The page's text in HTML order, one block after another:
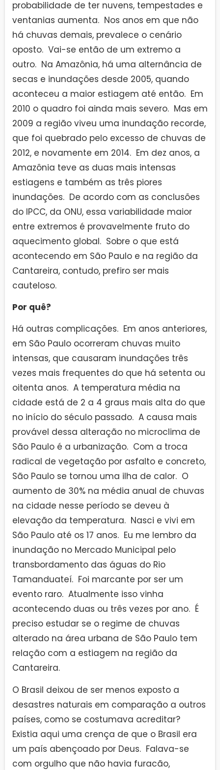
probabilidade de ter nuvens, tempestades e
ventanias aumenta. Nos anos em que não
há chuvas demais, prevalece o cenário
oposto. Vai-se então de um extremo a
outro. Na Amazônia, há uma alternância de
secas e inundações desde 2005, quando
aconteceu a maior estiagem até então. Em
2010 o quadro foi ainda mais severo. Mas em
2009 a região viveu uma inundação recorde,
que foi quebrado pelo excesso de chuvas de
2012, e novamente em 2014. Em dez anos, a
Amazônia teve as duas mais intensas
estiagens e também as três piores
inundações. De acordo com as conclusões
do IPCC, da ONU, essa variabilidade maior
entre extremos é provavelmente fruto do
aquecimento global. Sobre o que está
acontecendo em São Paulo e na região da
Cantareira, contudo, prefiro ser mais
cauteloso.
Por quê?
Há outras complicações. Em anos anteriores,
em São Paulo ocorreram chuvas muito
intensas, que causaram inundações três
vezes mais frequentes do que há setenta ou
oitenta anos. A temperatura média na
cidade está de 2 a 4 graus mais alta do que
no início do século passado. A causa mais
provável dessa alteração no microclima de
São Paulo é a urbanização. Com a troca
radical de vegetação por asfalto e concreto,
São Paulo se tornou uma ilha de calor. O
aumento de 30% na média anual de chuvas
na cidade nesse período se deveu à
elevação da temperatura. Nasci e vivi em
São Paulo até os 17 anos. Eu me lembro da
inundação no Mercado Municipal pelo
transbordamento das águas do Rio
Tamanduateí. Foi marcante por ser um
evento raro. Atualmente isso vinha
acontecendo duas ou três vezes por ano. É
preciso estudar se o regime de chuvas
alterado na área urbana de São Paulo tem
relação com a estiagem na região da
Cantareira.
O Brasil deixou de ser menos exposto a
desastres naturais em comparação a outros
países, como se costumava acreditar?
Existia aqui uma crença de que o Brasil era
um país abençoado por Deus. Falava-se
com orgulho que não havia furacão,